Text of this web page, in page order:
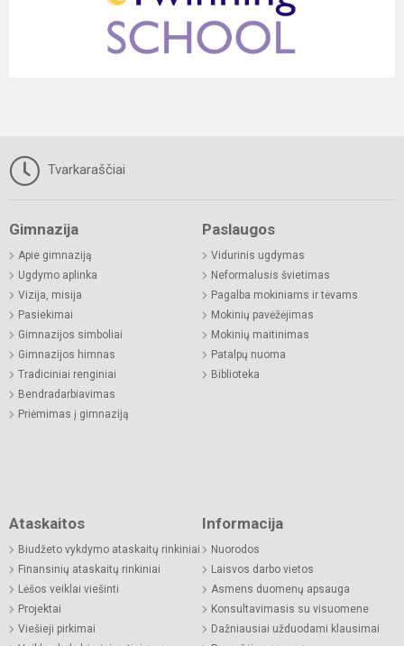
Tvarkaraščiai
Gimnazija
Apie gimnaziją
Ugdymo aplinka
Vizija, misija
Pasiekimai
Gimnazijos simboliai
Gimnazijos himnas
Tradiciniai renginiai
Bendradarbiavimas
Priėmimas į gimnaziją
Paslaugos
Vidurinis ugdymas
Neformalusis švietimas
Pagalba mokiniams ir tėvams
Mokinių pavėžėjimas
Mokinių maitinimas
Patalpų nuoma
Biblioteka
Ataskaitos
Biudžeto vykdymo ataskaitų rinkiniai
Finansinių ataskaitų rinkiniai
Lėšos veiklai viešinti
Projektai
Viešieji pirkimai
Informacija
Nuorodos
Laisvos darbo vietos
Asmens duomenų apsauga
Konsultavimasis su visuomene
Dažniausiai užduodami klausimai